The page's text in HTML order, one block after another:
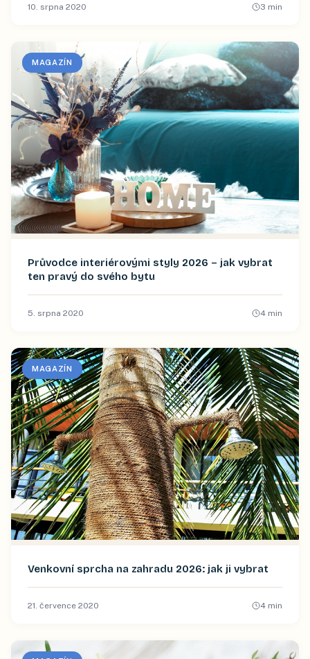
10. srpna 2020 3 min
MAGAZÍN
Průvodce interiérovými styly 2026 – jak vybrat
ten pravý do svého bytu
5. srpna 2020 4 min
MAGAZÍN
Venkovní sprcha na zahradu 2026: jak ji vybrat
21. července 2020 4 min